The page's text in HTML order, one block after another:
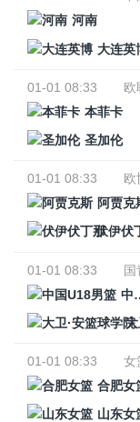
河南
大连英
01-01 08:33
欧
本菲卡
圣加伦
01-01 08:33
欧
阿贾克
伏伊伏
01-01 08:33
国
中国U18男篮
大
01-01 08:33
女
合肥女
山东女